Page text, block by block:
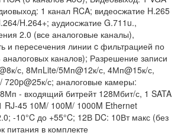
1 канал RCA; видеосжатие H.265
H.264+; аудиосжатие G.711u.,
2.0 (все аналоговые каналы),
и пересечения линии c фильтрацией по
аналоговых каналов); Разрешение записи
с, 8МпLite/5Мп@12к/с, 4Мп@15к/с,
с; аналоговые камеры:
- входящий битрейт 128Мбит/с, 1 SATA
RJ-45 10M/ 100M/ 1000M Ethernet
-10°C до +55°C; 12В DC: 10Вт макс (без
питания в комплекте